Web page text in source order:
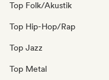
Top Folk/Akustik
Top Hip-Hop/Rap
Top Jazz
Top Metal